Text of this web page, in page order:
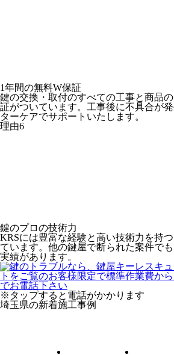
1年間の無料W保証
鍵の交換・取付のすべての工事と商品
証がついています。工事後に不具合が
ターケアでサポートいたします。
理由6
鍵のプロの技術力
KRSには豊富な経験と高い技術力を持
ています。他の鍵屋で断られた案件で
実績があります。
※タップすると電話がかかります
埼玉県の新着施工事例